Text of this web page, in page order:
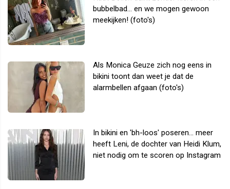
bubbelbad... en we mogen gewoon
meekijken! (foto's)
Als Monica Geuze zich nog eens in
bikini toont dan weet je dat de
alarmbellen afgaan (foto's)
In bikini en 'bh-loos' poseren... meer
heeft Leni, de dochter van Heidi Klum,
niet nodig om te scoren op Instagram